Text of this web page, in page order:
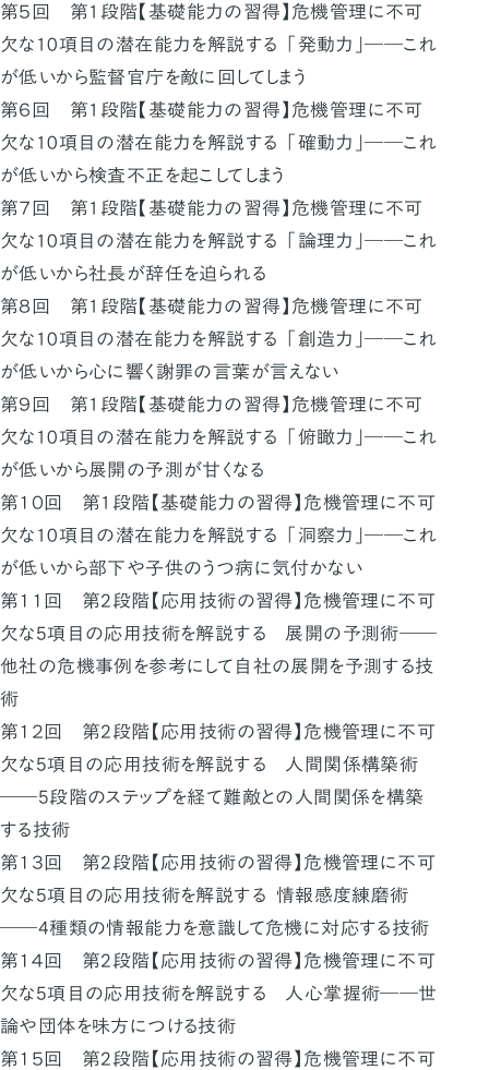
第５回 第1段階【基礎能力の習得】危機管理に不可
欠な10項目の潜在能力を解説する 「発動力」――これ
が低いから監督官庁を敵に回してしまう
第６回 第1段階【基礎能力の習得】危機管理に不可
欠な10項目の潜在能力を解説する 「確動力」――これ
が低いから検査不正を起こしてしまう
第７回 第1段階【基礎能力の習得】危機管理に不可
欠な10項目の潜在能力を解説する 「論理力」――これ
が低いから社長が辞任を迫られる
第８回 第1段階【基礎能力の習得】危機管理に不可
欠な10項目の潜在能力を解説する 「創造力」――これ
が低いから心に響く謝罪の言葉が言えない
第９回 第1段階【基礎能力の習得】危機管理に不可
欠な10項目の潜在能力を解説する 「俯瞰力」――これ
が低いから展開の予測が甘くなる
第１０回 第1段階【基礎能力の習得】危機管理に不可
欠な10項目の潜在能力を解説する 「洞察力」――これ
が低いから部下や子供のうつ病に気付かない
第１１回 第2段階【応用技術の習得】危機管理に不可
欠な5項目の応用技術を解説する 展開の予測術――
他社の危機事例を参考にして自社の展開を予測する技
術
第１２回 第2段階【応用技術の習得】危機管理に不可
欠な5項目の応用技術を解説する 人間関係構築術
――5段階のステップを経て難敵との人間関係を構築
する技術
第１３回 第2段階【応用技術の習得】危機管理に不可
欠な5項目の応用技術を解説する 情報感度練磨術
――4種類の情報能力を意識して危機に対応する技術
第１４回 第2段階【応用技術の習得】危機管理に不可
欠な5項目の応用技術を解説する 人心掌握術――世
論や団体を味方につける技術
第１５回 第2段階【応用技術の習得】危機管理に不可